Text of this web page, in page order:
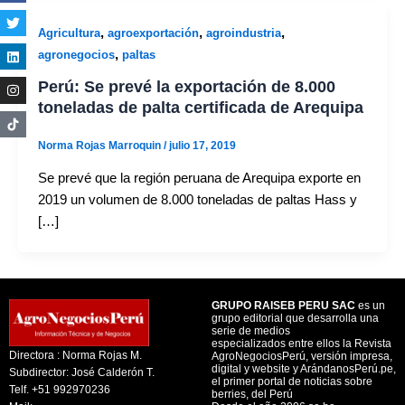
Agricultura, agroexportación, agroindustria,
agronegocios, paltas
Perú: Se prevé la exportación de 8.000
toneladas de palta certificada de Arequipa
Norma Rojas Marroquin /julio 17, 2019
Se prevé que la región peruana de Arequipa exporte en
2019 un volumen de 8.000 toneladas de paltas Hass y
[…]
Directora : Norma Rojas M.
Subdirector: José Calderón T.
Telf. +51 992970236
GRUPO RAISEB PERU SAC es un
grupo editorial que desarrolla una
serie de medios
especializados entre ellos la Revista
AgroNegociosPerú, versión impresa,
digital y website y ArándanosPerú.pe,
el primer portal de noticias sobre
berries, del Perú